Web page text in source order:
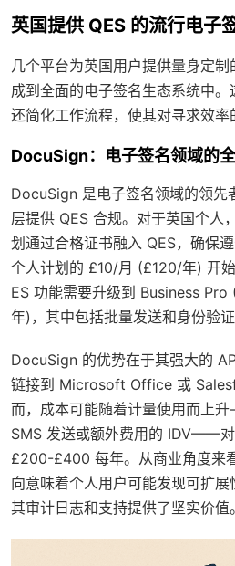
英国提供 QES 的流行电子
几个平台为英国用户提供量身定
成到全面的电子签名生态系统中。
还简化工作流程，使其对寻求效率
DocuSign：电子签名领域的
DocuSign 是电子签名领域的领先
层提供 QES 合规。对于英国个人
划通过合格证书融入 QES，确保
个人计划的 £10/月 (£120/年) 开
ES 功能需要升级到 Business
年)，其中包括批量发送和身份验证
DocuSign 的优势在于其强大的
链接到 Microsoft Office 或
而，成本可能随着计量使用而上
SMS 发送或额外费用的 IDV——
£200-£400 每年。从商业角度来
向意味着个人用户可能发现可扩
其审计日志和支持提供了坚实价值。